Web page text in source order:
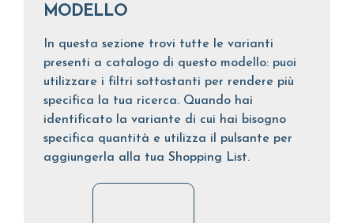
MODELLO
In questa sezione trovi tutte le varianti
presenti a catalogo di questo modello: puoi
utilizzare i filtri sottostanti per rendere più
specifica la tua ricerca. Quando hai
identificato la variante di cui hai bisogno
specifica quantità e utilizza il pulsante per
aggiungerla alla tua Shopping List.